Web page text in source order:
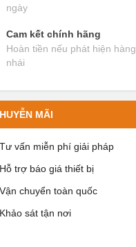
ngày
Cam kết chính hãng
Hoàn tiền nếu phát hiện hàng
nhái
MÃI
Tư vấn miễn phí giải pháp
Hỗ trợ báo giá thiết bị
Vận chuyển toàn quốc
Khảo sát tận nơi